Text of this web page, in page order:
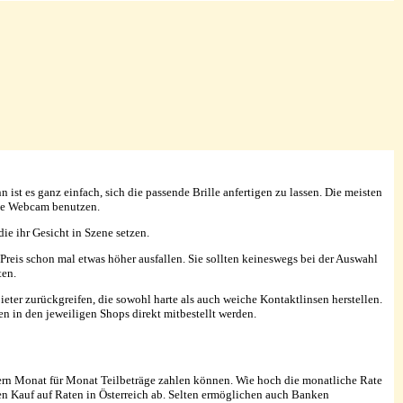
es ganz einfach, sich die passende Brille anfertigen zu lassen. Die meisten
benutzen.
ihr Gesicht in Szene setzen.
schon mal etwas höher ausfallen. Sie sollten keineswegs bei der Auswahl
zurückgreifen, die sowohl harte als auch weiche Kontaktlinsen herstellen.
in den jeweiligen Shops direkt mitbestellt werden.
Monat für Monat Teilbeträge zahlen können. Wie hoch die monatliche Rate
Kauf auf Raten in Österreich ab. Selten ermöglichen auch Banken